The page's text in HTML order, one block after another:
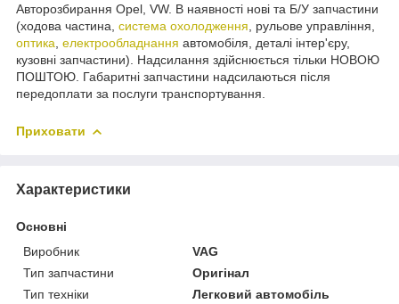
Авторозбирання Opel, VW. В наявності нові та Б/У запчастини
(ходова частина, система охолодження , рульове управління,
оптика електрообладнання автомобіля, деталі інтер'єру,
кузовні запчастини). Надсилання здійснюється тільки НОВОЮ
ПОШТОЮ. Габаритні запчастини надсилаються після
передоплати за послуги транспортування.
Приховати
Характеристики
Основні
Виробник
VAG
Тип запчастини
Оригінал
Тип техніки
Легковий автомобіль